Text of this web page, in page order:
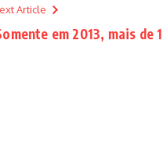
Article
em 2013, mais de